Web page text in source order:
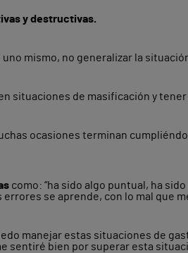
y destructivas.
mismo, no generalizar la
situaciones de masificación y
ocasiones terminan
como: “ha sido algo puntual, ha
errores se aprende, con lo mal que
manejar estas situaciones de
sentiré bien por superar esta